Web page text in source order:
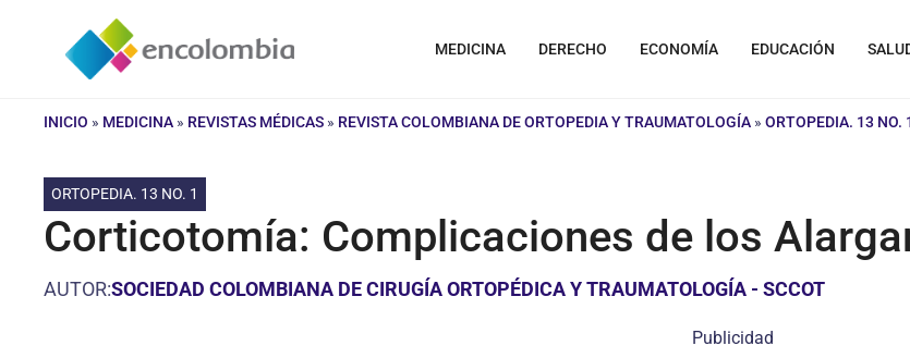
contenido
MEDICINA DERECHO ECONOMÍA EDUCACIÓN
INICIO » MEDICINA » REVISTAS MÉDICAS » REVISTA COLOMBIANA DE ORTOPEDIA Y TRAUMATOLOGÍA » ORTOPEDIA. 13 NO.
ORTOPEDIA. 13 NO. 1
Corticotomía: Complicaciones de los
AUTOR:SOCIEDAD COLOMBIANA DE CIRUGÍA ORTOPÉDICA Y TRAUMATOLOGÍA - SCCOT
Publicidad